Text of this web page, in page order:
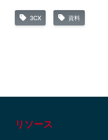
3CX 資料
リソース